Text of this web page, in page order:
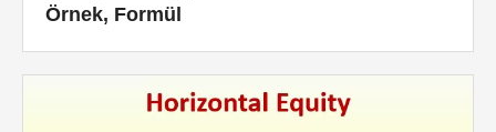
Örnek, Formül